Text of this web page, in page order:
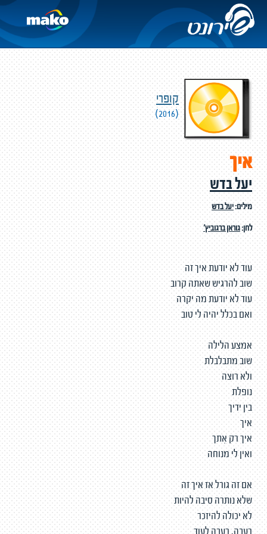
קופרי
(2016)
איך
יעל בדש
מילים:יעל בדש
לחן:גוראן ברגוביץ'
עוד לא יודעת איך זה
שוב להרגיש שאתה קרוב
עוד לא יודעת מה יקרה
ואם בכלל יהיה לי טוב
אמצע הלילה
שוב מתבלבלת
ולא רוצה
נופלת
בין ידיך
איך
איך רק אִתך
ואין לי מנוחה
אם זה גורל אז איך זה
שלא נותרה סיבה להיות
לא יכולה להיזכר